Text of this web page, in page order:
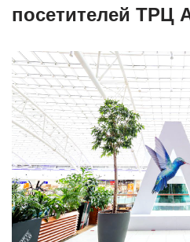
посетителей ТРЦ